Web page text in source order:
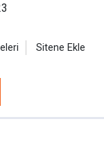
Sitene Ekle